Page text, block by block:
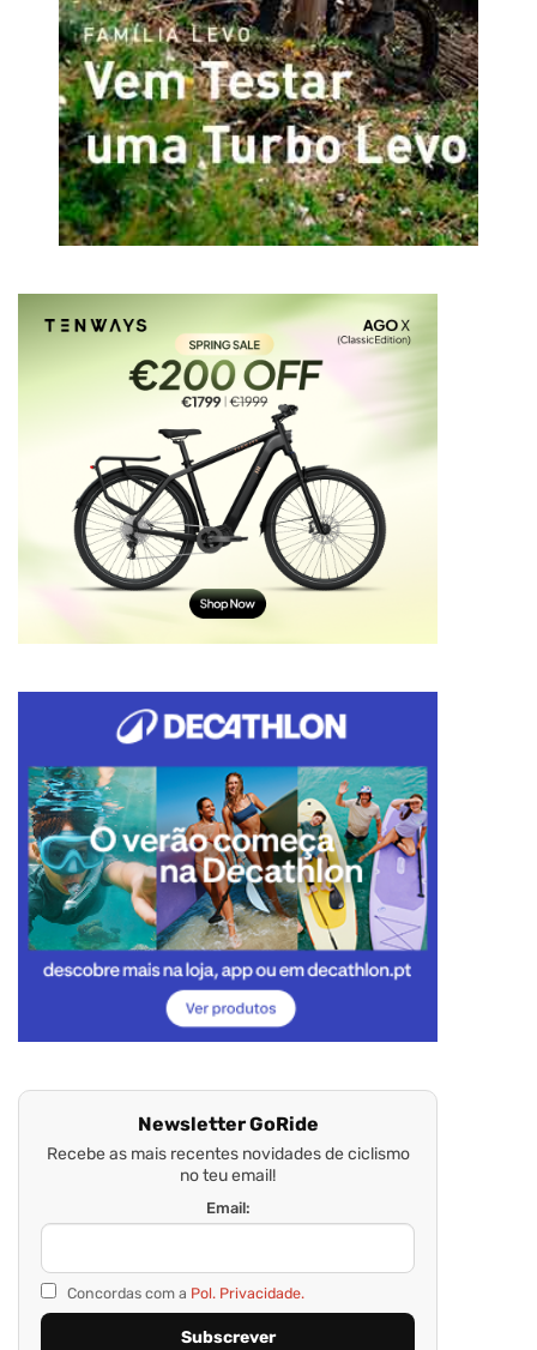
Newsletter GoRide
Recebe as mais recentes novidades de ciclismo
no teu email!
Email:
Concordas com a Pol. Privacidade.